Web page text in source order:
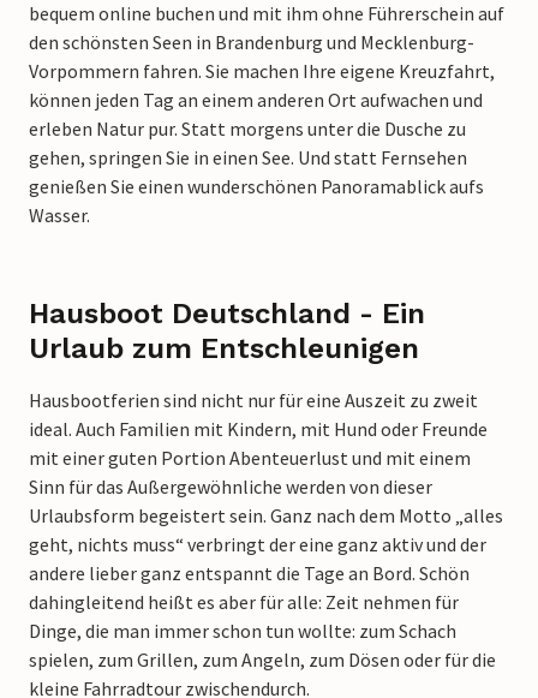
bequem online buchen und mit ihm ohne Führerschein auf
den schönsten Seen in Brandenburg und Mecklenburg-
Vorpommern fahren. Sie machen Ihre eigene Kreuzfahrt,
können jeden Tag an einem anderen Ort aufwachen und
erleben Natur pur. Statt morgens unter die Dusche zu
gehen, springen Sie in einen See. Und statt Fernsehen
genießen Sie einen wunderschönen Panoramablick aufs
Wasser.
Hausboot Deutschland - Ein
Urlaub zum Entschleunigen
Hausbootferien sind nicht nur für eine Auszeit zu zweit
ideal. Auch Familien mit Kindern, mit Hund oder Freunde
mit einer guten Portion Abenteuerlust und mit einem
Sinn für das Außergewöhnliche werden von dieser
Urlaubsform begeistert sein. Ganz nach dem Motto „alles
geht, nichts muss“ verbringt der eine ganz aktiv und der
andere lieber ganz entspannt die Tage an Bord. Schön
dahingleitend heißt es aber für alle: Zeit nehmen für
Dinge, die man immer schon tun wollte: zum Schach
spielen, zum Grillen, zum Angeln, zum Dösen oder für die
kleine Fahrradtour zwischendurch.